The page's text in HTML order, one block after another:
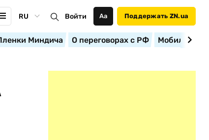
RU Войти Аа Поддержать ZN.ua
Миндича О переговорах с РФ